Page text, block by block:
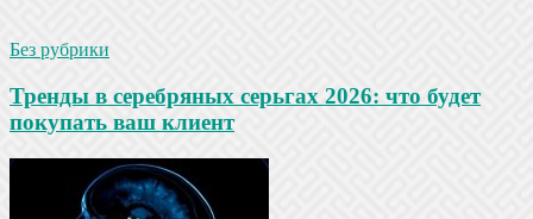
Без рубрики
Тренды в серебряных серьгах 2026: что будет
покупать ваш клиент